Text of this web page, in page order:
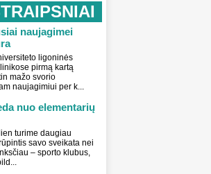
naujagimei
ligoninės
pirmą kartą
mažo svorio
naujagimiui per k...
nuo elementarių
turime daugiau
savo sveikata nei
– sporto klubus,